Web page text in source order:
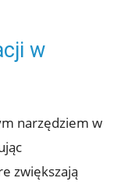
w
narzędziem w
zwiększają